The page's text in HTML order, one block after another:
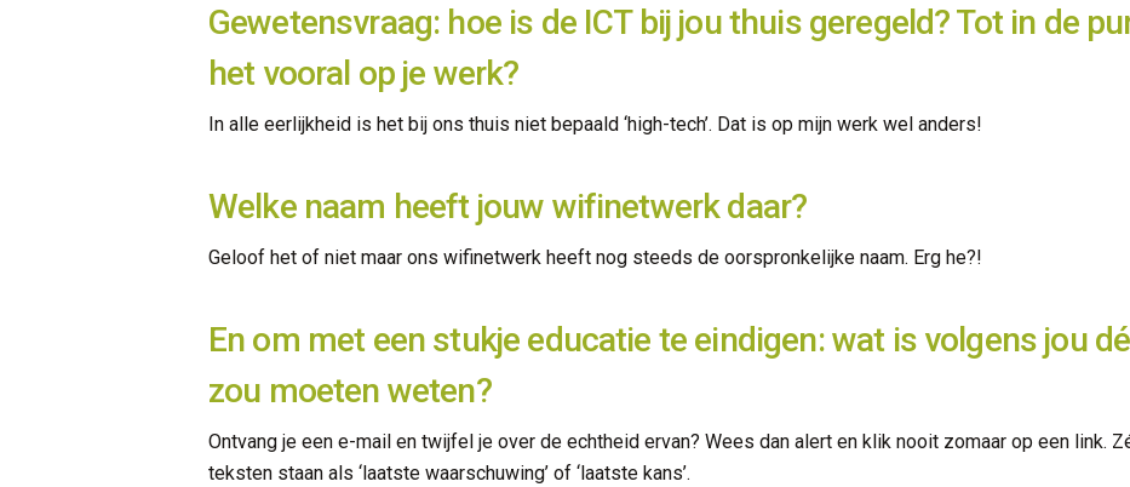
Gewetensvraag: hoe is de ICT bij jou thuis geregeld? Tot in de
het vooral op je werk?
In alle eerlijkheid is het bij ons thuis niet bepaald ‘high-tech’. Dat is op mijn werk wel anders!
Welke naam heeft jouw wifinetwerk daar?
Geloof het of niet maar ons wifinetwerk heeft nog steeds de oorspronkelijke naam. Erg he?!
En om met een stukje educatie te eindigen: wat is volgens jou
zou moeten weten?
Ontvang je een e-mail en twijfel je over de echtheid ervan? Wees dan alert en klik nooit zomaar op een link.
teksten staan als ‘laatste waarschuwing’ of ‘laatste kans’.